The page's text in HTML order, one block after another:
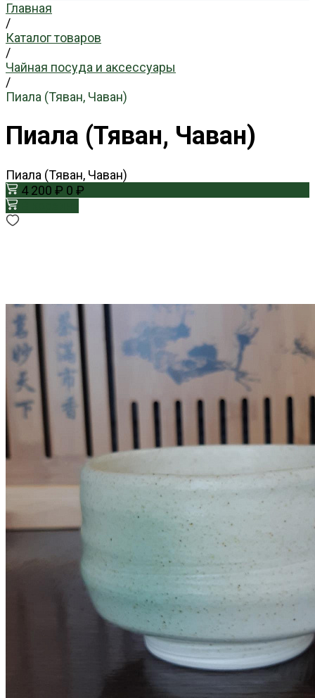
Главная
/
Каталог товаров
/
Чайная посуда и аксессуары
/
Пиала (Тяван, Чаван)
Пиала (Тяван, Чаван)
Пиала (Тяван, Чаван)
4 200 ₽ 0 ₽